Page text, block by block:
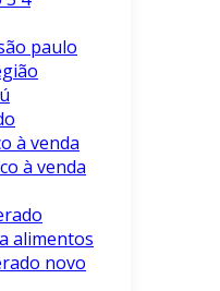
paulo
à venda
à venda
alimentos
novo